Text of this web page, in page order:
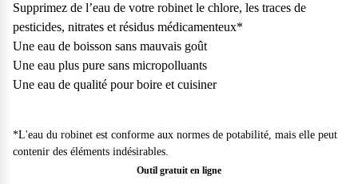
Supprimez de l’eau de votre robinet le chlore, les traces de
pesticides, nitrates et résidus médicamenteux*
Une eau de boisson sans mauvais goût
Une eau plus pure sans micropolluants
Une eau de qualité pour boire et cuisiner
*L'eau du robinet est conforme aux normes de potabilité, mais elle peut
contenir des éléments indésirables.
Outil gratuit en ligne